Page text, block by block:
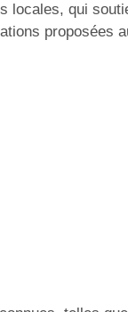
locales, qui
proposées